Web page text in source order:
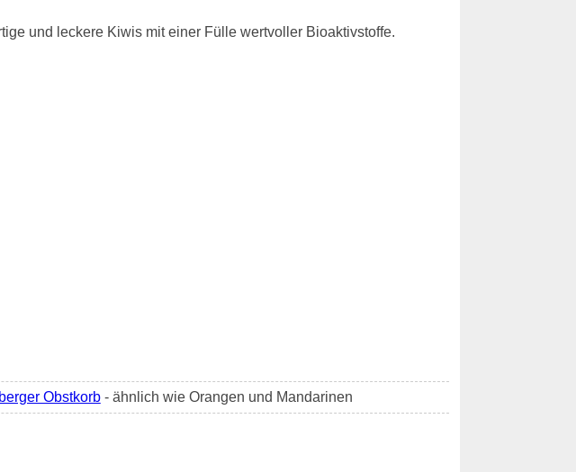
und leckere Kiwis mit einer Fülle wertvoller Bioaktivstoffe.
Obstkorb- ähnlich wie Orangen und Mandarinen